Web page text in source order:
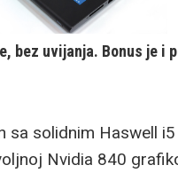
bez uvijanja. Bonus je i
solidnim Haswell
Nvidia 840